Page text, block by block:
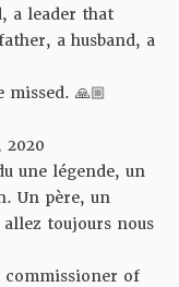
a leader that
a husband, a
🙏🏼
2020
une légende, un
Un père, un
toujours nous
commissioner of